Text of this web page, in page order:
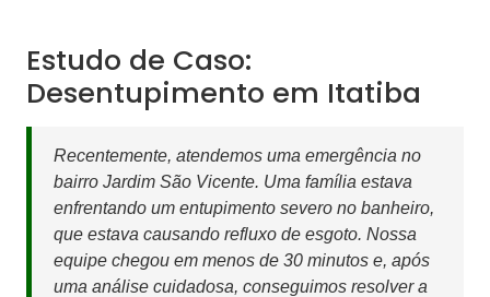
Estudo de Caso:
Desentupimento em Itatiba
Recentemente, atendemos uma emergência no
bairro Jardim São Vicente. Uma família estava
enfrentando um entupimento severo no banheiro,
que estava causando refluxo de esgoto. Nossa
equipe chegou em menos de 30 minutos e, após
uma análise cuidadosa, conseguimos resolver a